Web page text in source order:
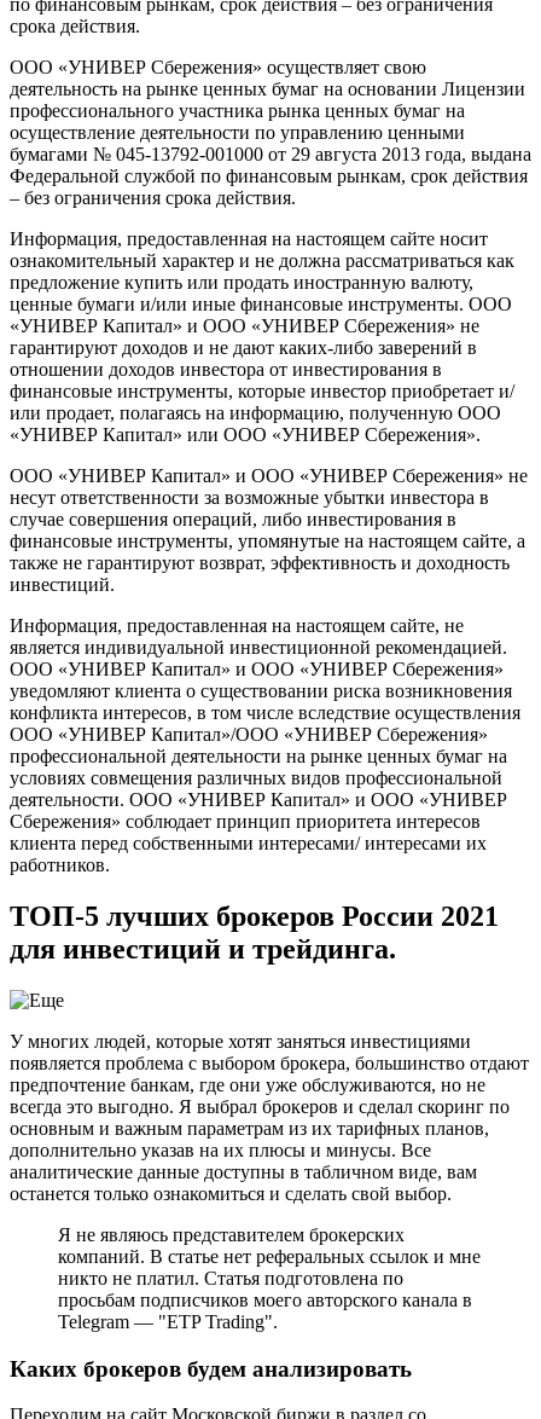
по финансовым рынкам, срок действия – без ограничения
срока действия.
ООО «УНИВЕР Сбережения» осуществляет свою
деятельность на рынке ценных бумаг на основании Лицензии
профессионального участника рынка ценных бумаг на
осуществление деятельности по управлению ценными
бумагами № 045-13792-001000 от 29 августа 2013 года, выдана
Федеральной службой по финансовым рынкам, срок действия
– без ограничения срока действия.
Информация, предоставленная на настоящем сайте носит
ознакомительный характер и не должна рассматриваться как
предложение купить или продать иностранную валюту,
ценные бумаги и/или иные финансовые инструменты. ООО
«УНИВЕР Капитал» и ООО «УНИВЕР Сбережения» не
гарантируют доходов и не дают каких-либо заверений в
отношении доходов инвестора от инвестирования в
финансовые инструменты, которые инвестор приобретает и/
или продает, полагаясь на информацию, полученную ООО
«УНИВЕР Капитал» или ООО «УНИВЕР Сбережения».
ООО «УНИВЕР Капитал» и ООО «УНИВЕР Сбережения» не
несут ответственности за возможные убытки инвестора в
случае совершения операций, либо инвестирования в
финансовые инструменты, упомянутые на настоящем сайте, а
также не гарантируют возврат, эффективность и доходность
инвестиций.
Информация, предоставленная на настоящем сайте, не
является индивидуальной инвестиционной рекомендацией.
ООО «УНИВЕР Капитал» и ООО «УНИВЕР Сбережения»
уведомляют клиента о существовании риска возникновения
конфликта интересов, в том числе вследствие осуществления
ООО «УНИВЕР Капитал»/ООО «УНИВЕР Сбережения»
профессиональной деятельности на рынке ценных бумаг на
условиях совмещения различных видов профессиональной
деятельности. ООО «УНИВЕР Капитал» и ООО «УНИВЕР
Сбережения» соблюдает принцип приоритета интересов
клиента перед собственными интересами/ интересами их
работников.
ТОП-5 лучших брокеров России 2021
для инвестиций и трейдинга.
У многих людей, которые хотят заняться инвестициями
появляется проблема с выбором брокера, большинство отдают
предпочтение банкам, где они уже обслуживаются, но не
всегда это выгодно. Я выбрал брокеров и сделал скоринг по
основным и важным параметрам из их тарифных планов,
дополнительно указав на их плюсы и минусы. Все
аналитические данные доступны в табличном виде, вам
останется только ознакомиться и сделать свой выбор.
Я не являюсь представителем брокерских
компаний. В статье нет реферальных ссылок и мне
никто не платил. Статья подготовлена по
просьбам подписчиков моего авторского канала в
Telegram — "ETP Trading".
Каких брокеров будем анализировать